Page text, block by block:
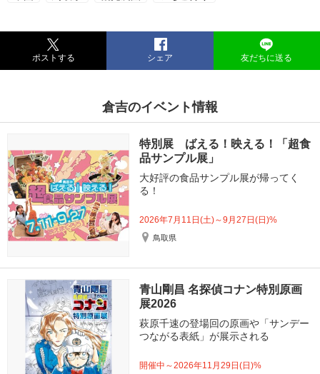
ポストする シェア 友だちに送る
倉吉のイベント情報
特別展 ばえる！映える！「超食
品サンプル展」
大好評の食品サンプル展が帰ってく
る！
2026年7月11日(土)～9月27日(日)%
鳥取県
青山剛昌 名探偵コナン特別原画
展2026
萩原千速の登場回の原画や「サンデー
つながる表紙」が展示される
開催中～2026年11月29日(日)%